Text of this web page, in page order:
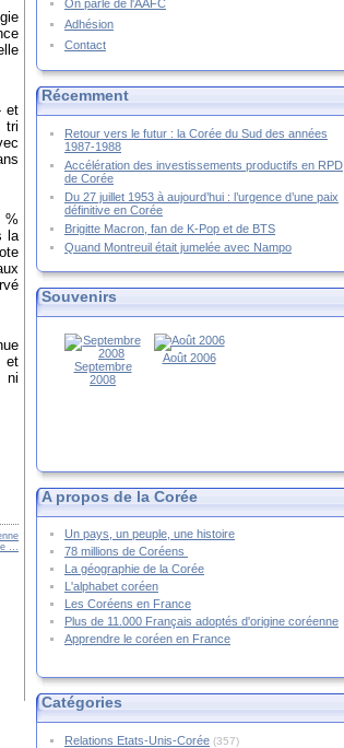
et
tri
%
la
et
ni
On parle de l'AAFC
Adhésion
Contact
Récemment
Retour vers le futur : la Corée du Sud des années
1987-1988
Accélération des investissements productifs en RPD
de Corée
Du 27 juillet 1953 à aujourd’hui : l’urgence d’une paix
définitive en Corée
Brigitte Macron, fan de K-Pop et de BTS
Quand Montreuil était jumelée avec Nampo
Souvenirs
Septembre
2008
Août 2006
A propos de la Corée
Un pays, un peuple, une histoire
78 millions de Coréens
La géographie de la Corée
L'alphabet coréen
Les Coréens en France
Plus de 11.000 Français adoptés d'origine coréenne
Apprendre le coréen en France
Catégories
Relations Etats-Unis-Corée (357)